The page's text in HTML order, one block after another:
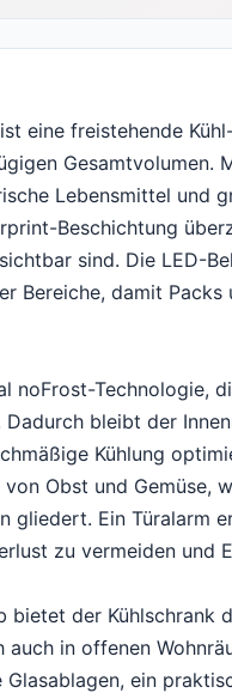
eine freistehende
Lebensmittel und
Beschichtung
sind. Die LED-
Bereiche, damit
noFrost-Technologie,
bleibt der
Kühlung
Obst und Gemüse,
gliedert. Ein Türalarm
zu vermeiden und
bietet der Kühlschrank
in offenen
ein